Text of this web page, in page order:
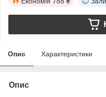
Опис Характеристики
Опис